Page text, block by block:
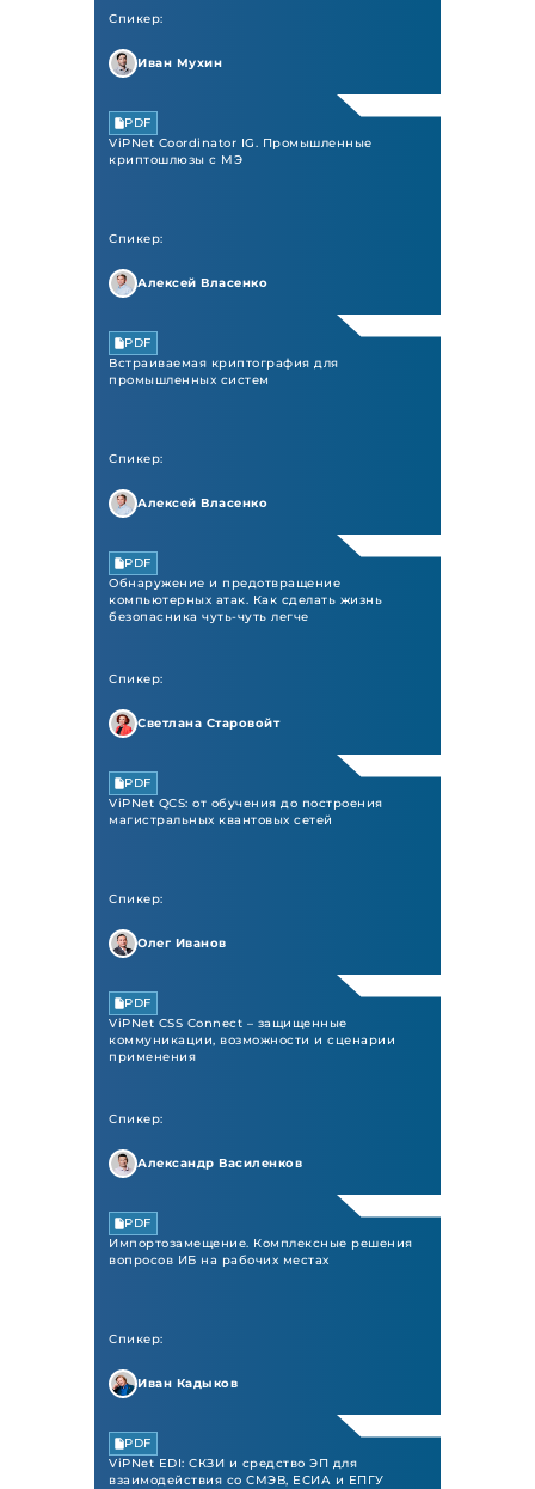
Спикер:
Иван Мухин
PDF
ViPNet Сoordinator IG. Промышленные
криптошлюзы с МЭ
Спикер:
Алексей Власенко
PDF
Встраиваемая криптография для
промышленных систем
Спикер:
Алексей Власенко
PDF
Обнаружение и предотвращение
компьютерных атак. Как сделать жизнь
безопасника чуть-чуть легче
Спикер:
Светлана Старовойт
PDF
ViPNet QCS: от обучения до построения
магистральных квантовых сетей
Спикер:
Олег Иванов
PDF
ViPNet CSS Connect – защищенные
коммуникации, возможности и сценарии
применения
Спикер:
Александр Василенков
PDF
Импортозамещение. Комплексные решения
вопросов ИБ на рабочих местах
Спикер:
Иван Кадыков
PDF
ViPNet EDI: СКЗИ и средство ЭП для
взаимодействия со СМЭВ, ЕСИА и ЕПГУ